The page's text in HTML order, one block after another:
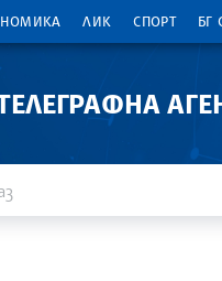
ЛИК СПОРТ БГ